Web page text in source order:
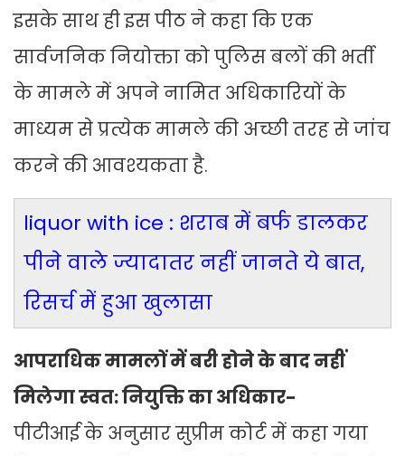
इसके साथ ही इस पीठ ने कहा कि एक
सार्वजनिक नियोक्ता को पुलिस बलों की भर्ती
के मामले में अपने नामित अधिकारियों के
माध्यम से प्रत्येक मामले की अच्छी तरह से जांच
करने की आवश्यकता है.
liquor with ice : शराब में बर्फ डालकर
पीने वाले ज्यादातर नहीं जानते ये बात,
रिसर्च में हुआ खुलासा
आपराधिक मामलों में बरी होने के बाद नहीं
मिलेगा स्वत: नियुक्ति का अधिकार-
पीटीआई के अनुसार सुप्रीम कोर्ट में कहा गया